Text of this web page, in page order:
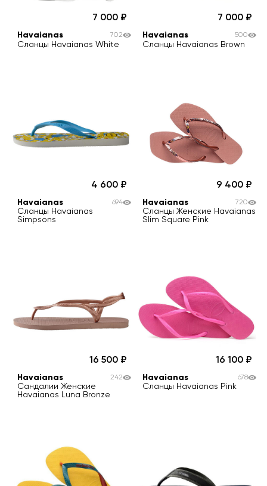
7 000
Havaianas
Сланцы Havaianas White
702
7 000
Havaianas
Сланцы Havaianas Brown
500
4 600
Havaianas
Сланцы Havaianas
Simpsons
694
9 400
Havaianas
Сланцы Женские Havaianas
Slim Square Pink
720
16 500
Havaianas
Сандалии Женские
Havaianas Luna Bronze
242
16 100
Havaianas
Сланцы Havaianas Pink
678